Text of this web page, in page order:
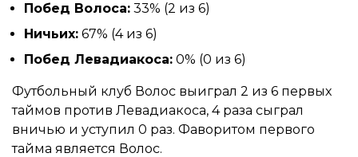
Побед Волоса: 33% (2 из 6)
Ничьих: 67% (4 из 6)
Побед Левадиакоса: 0% (0 из 6)
Футбольный клуб Волос выиграл 2 из 6 первых
таймов против Левадиакоса, 4 раза сыграл
вничью и уступил 0 раз. Фаворитом первого
тайма является Волос.